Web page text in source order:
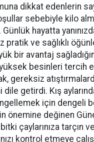
dikkat edenlerin
sebebiyle kilo
Günlük hayatta
pratik ve sağlıklı
bir avantaj
yüksek besinleri tercih
gereksiz
dile getirdi. Kış
için dengeli
önemine değinen
çaylarınıza tarçın
kontrol etmeye